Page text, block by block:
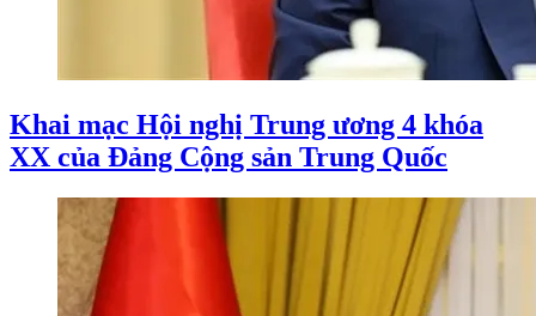
Khai mạc Hội nghị Trung ương 4 khóa
XX của Đảng Cộng sản Trung Quốc